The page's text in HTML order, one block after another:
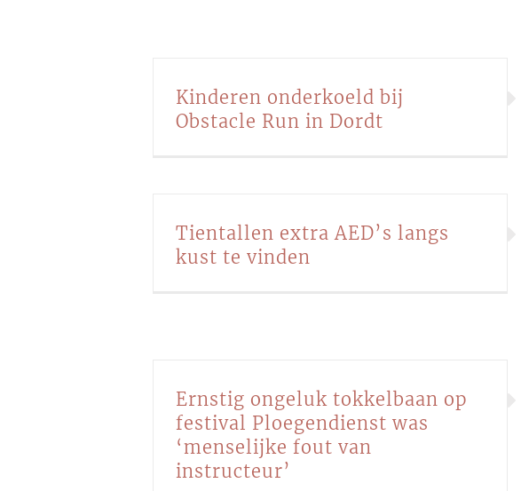
Kinderen onderkoeld bij
Obstacle Run in Dordt
Tientallen extra AED’s langs
kust te vinden
Ernstig ongeluk tokkelbaan op
festival Ploegendienst was
‘menselijke fout van
instructeur’